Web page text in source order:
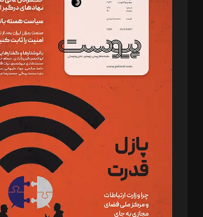
دبیر تحریریه: میثم قاسمی
د‌بیر ناداستان: سمانه سمیع
د‌بیر خدمت و تجارت: ابوالفضل رجبی
د‌بیر حقوق فناوری: حسام‌الدین ایپکچی
د‌بیر پیوست جهان: مینا پاکدل
د‌بیر تحریریه آنلاین: بابک نقاش
تحریریه‌: مجتبی محمود‌ی، آرش برهمند، یسنا
مصطفی مسجدی آرانی، ابوالفضل رجبی، زهرا
رستمی،مصطفی باستان
ویرایش: نگار استاد‌‌آقا
طراح یونیفرم: مجید توکلی